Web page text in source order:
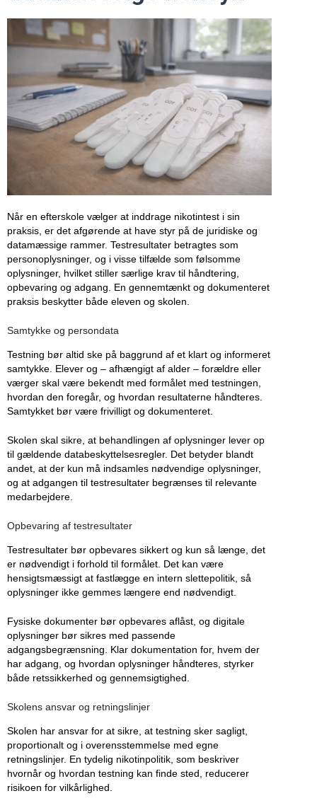
Når en efterskole vælger at inddrage nikotintest i sin
praksis, er det afgørende at have styr på de juridiske og
datamæssige rammer. Testresultater betragtes som
personoplysninger, og i visse tilfælde som følsomme
oplysninger, hvilket stiller særlige krav til håndtering,
opbevaring og adgang. En gennemtænkt og dokumenteret
praksis beskytter både eleven og skolen.
Samtykke og persondata
Testning bør altid ske på baggrund af et klart og informeret
samtykke. Elever og – afhængigt af alder – forældre eller
værger skal være bekendt med formålet med testningen,
hvordan den foregår, og hvordan resultaterne håndteres.
Samtykket bør være frivilligt og dokumenteret.
Skolen skal sikre, at behandlingen af oplysninger lever op
til gældende databeskyttelsesregler. Det betyder blandt
andet, at der kun må indsamles nødvendige oplysninger,
og at adgangen til testresultater begrænses til relevante
medarbejdere.
Opbevaring af testresultater
Testresultater bør opbevares sikkert og kun så længe, det
er nødvendigt i forhold til formålet. Det kan være
hensigtsmæssigt at fastlægge en intern slettepolitik, så
oplysninger ikke gemmes længere end nødvendigt.
Fysiske dokumenter bør opbevares aflåst, og digitale
oplysninger bør sikres med passende
adgangsbegrænsning. Klar dokumentation for, hvem der
har adgang, og hvordan oplysninger håndteres, styrker
både retssikkerhed og gennemsigtighed.
Skolens ansvar og retningslinjer
Skolen har ansvar for at sikre, at testning sker sagligt,
proportionalt og i overensstemmelse med egne
retningslinjer. En tydelig nikotinpolitik, som beskriver
hvornår og hvordan testning kan finde sted, reducerer
risikoen for vilkårlighed.